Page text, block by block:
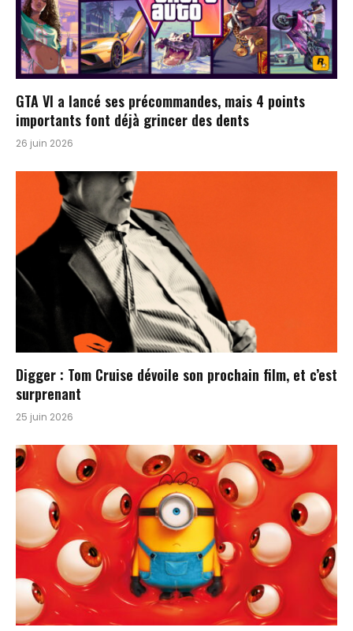
GTA VI a lancé ses précommandes, mais 4 points
importants font déjà grincer des dents
26 juin 2026
Digger : Tom Cruise dévoile son prochain film, et c’est
surprenant
25 juin 2026